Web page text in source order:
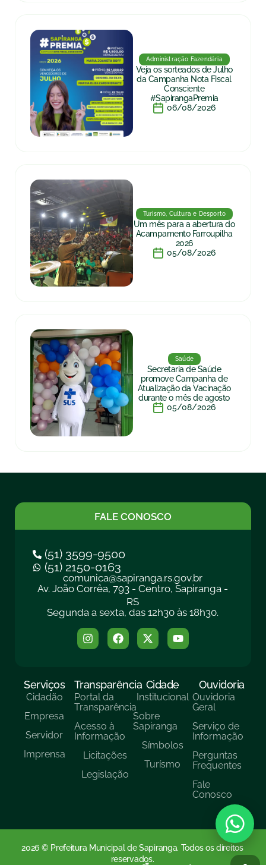
Administração Fazendária
Veja os sorteados de Julho
da Campanha Nota Fiscal
Consciente
#SapirangaPremia
06/08/2026
Turismo, Cultura e Desporto
Um mês para a abertura do
Acampamento Farroupilha
2026
05/08/2026
Saúde
Secretaria de Saúde
promove Campanha de
Atualização da Vacinação
durante o mês de agosto
05/08/2026
FALE CONOSCO
(51) 3599-9500
(51) 2150-0163
comunica@sapiranga.rs.gov.br
Av. João Corrêa, 793 - Centro, Sapiranga -
RS
Segunda a sexta, das 12h30 às 18h30.
Serviços
Cidadão
Empresa
Servidor
Imprensa
Transparência
Portal da
Transparência
Acesso à
Informação
Licitações
Legislação
Cidade
Institucional
Sobre
Sapiranga
Símbolos
Turísmo
Ouvidoria
Ouvidoria
Geral
Serviço de
Informação
Perguntas
Frequentes
Fale
Conosco
2026 © Prefeitura Municipal de Sapiranga. Todos os direitos
reservados.